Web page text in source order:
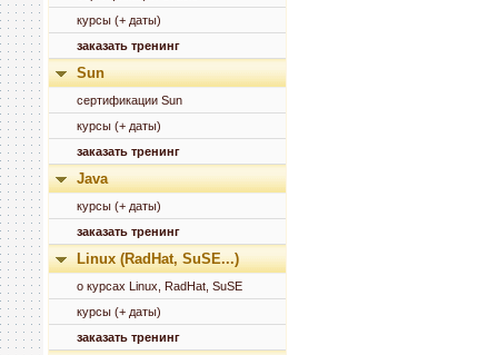
курсы (+ даты)
заказать тренинг
Sun
сертификации Sun
курсы (+ даты)
заказать тренинг
Java
курсы (+ даты)
заказать тренинг
Linux (RadHat, SuSE...)
о курсах Linux, RadHat, SuSE
курсы (+ даты)
заказать тренинг